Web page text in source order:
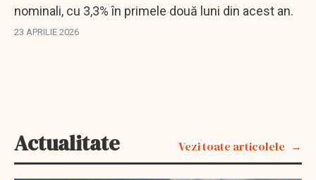
nominali, cu 3,3% în primele două luni din acest an.
23 APRILIE 2026
Actualitate Vezi toate articolele